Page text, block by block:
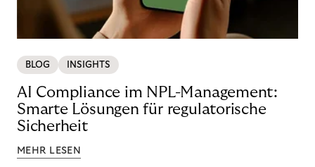
BLOG INSIGHTS
AI Compliance im NPL-Management:
Smarte Lösungen für regulatorische
Sicherheit
MEHR LESEN